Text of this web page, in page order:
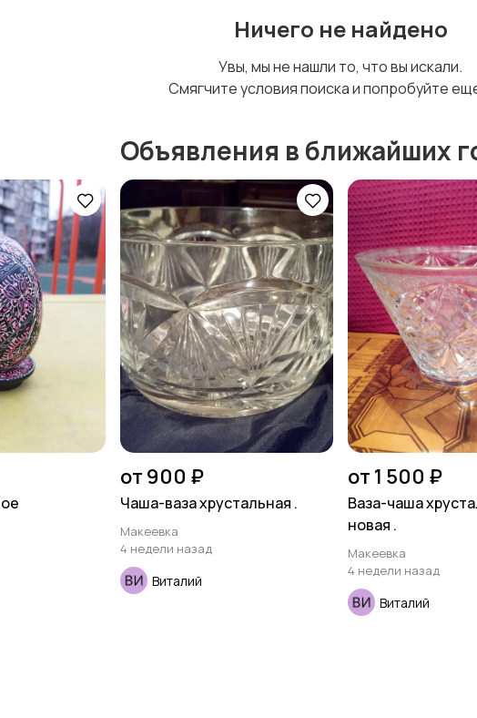
Ничего не найдено
Увы, мы не нашли то, что вы искали.
Смягчите условия поиска и попробуйте
Объявления в ближайших
от 900 ₽
Чаша-ваза хрустальная .
Макеевка
4 недели назад
Виталий
от 1 500 ₽
Ваза-чаша
новая .
Макеевка
4 недели назад
Виталий